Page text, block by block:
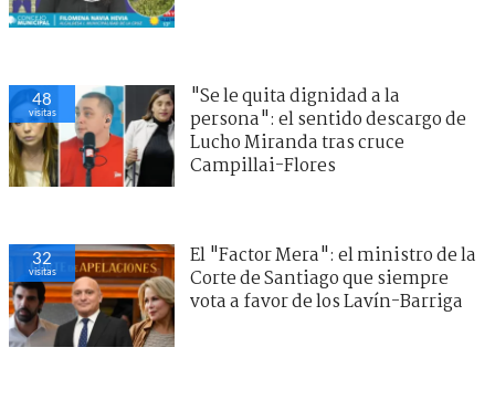
48
visitas
"Se le quita dignidad a la
persona": el sentido descargo de
Lucho Miranda tras cruce
Campillai-Flores
32
visitas
El "Factor Mera": el ministro de la
Corte de Santiago que siempre
vota a favor de los Lavín-Barriga